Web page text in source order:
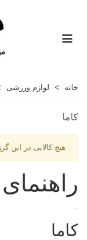
خانه > لوازم ورزشی
کاما
هیچ کالایی در این
.
کاما